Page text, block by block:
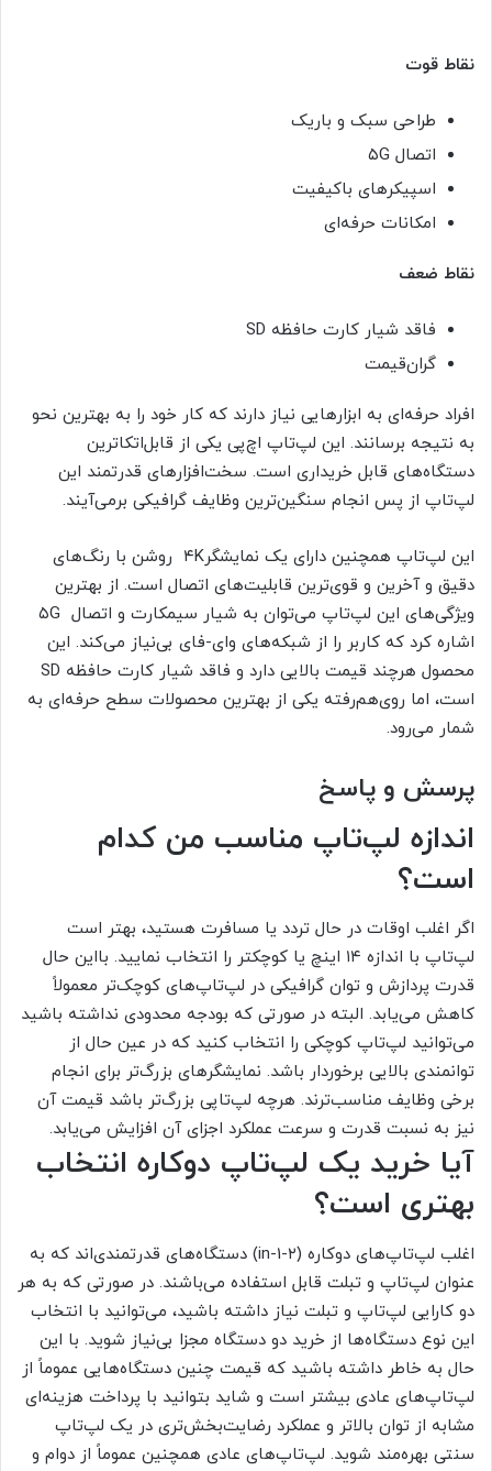
نقاط قوت
طراحی سبک و باریک
اتصال ۵G
اسپیکرهای باکیفیت
امکانات حرفه‌ای
نقاط ضعف
فاقد شیار کارت حافظه SD
گران‌قیمت
افراد حرفه‌ای به ابزارهایی نیاز دارند که کار خود را به بهترین نحو
به نتیجه برسانند. این لپ‌تاپ اچ‌پی یکی از قابل‌اتکا‌ترین
دستگاه‌های قابل خریداری است. سخت‌افزارهای قدرتمند این
لپ‌تاپ از پس انجام سنگین‌ترین وظایف گرافیکی برمی‌آیند.
این لپ‌تاپ همچنین دارای یک نمایشگر۴K روشن با رنگ‌های
دقیق و آخرین و قوی‌ترین قابلیت‌های اتصال است. از بهترین
ویژگی‌های این لپ‌تاپ می‌توان به شیار سیمکارت و اتصال ۵G
اشاره کرد که کاربر را از شبکه‌های وای-فای بی‌نیاز می‌کند. این
محصول هرچند قیمت بالایی دارد و فاقد شیار کارت حافظه SD
است، اما روی‌هم‌رفته یکی از بهترین محصولات سطح حرفه‌ای به
شمار می‌رود.
پرسش و پاسخ
اندازه لپ‌تاپ مناسب من کدام
است؟
اگر اغلب اوقات در حال تردد یا مسافرت هستید، بهتر است
لپ‌تاپ با اندازه ۱۴ اینچ یا کوچکتر را انتخاب نمایید. بااین حال
قدرت پردازش و توان گرافیکی در لپ‌تاپ‌های کوچک‌تر معمولاً
کاهش می‌یابد. البته در صورتی که بودجه محدودی نداشته باشید
می‌توانید لپ‌تاپ کوچکی را انتخاب کنید که در عین حال از
توانمندی بالایی برخوردار باشد. نمایشگرهای بزرگ‌تر برای انجام
برخی وظایف مناسب‌ترند. هرچه لپ‌تاپی بزرگ‌تر باشد قیمت آن
نیز به نسبت قدرت و سرعت عملکرد اجزای آن افزایش می‌یابد.
آیا خرید یک لپ‌تاپ دوکاره انتخاب
بهتری است؟
اغلب لپ‌تاپ‌های دوکاره (۲-in-1) دستگاه‌های قدرتمندی‌اند که به
عنوان لپ‌تاپ و تبلت قابل استفاده‌ می‌باشند. در صورتی که به هر
دو کارایی‌ لپ‌تاپ و تبلت نیاز داشته باشید، می‌توانید با انتخاب
این نوع دستگاه‌ها از خرید دو دستگاه مجزا بی‌نیاز شوید. با این
حال به خاطر داشته باشید که قیمت چنین دستگاه‌هایی عموماً ‌از
لپ‌تاپ‌های عادی بیشتر است و شاید بتوانید با پرداخت هزینه‌ای
مشابه از توان بالاتر و عملکرد رضایت‌بخش‌تری در یک لپ‌تاپ
سنتی بهره‌مند شوید. لپ‌تاپ‌های عادی همچنین عموماً از دوام و